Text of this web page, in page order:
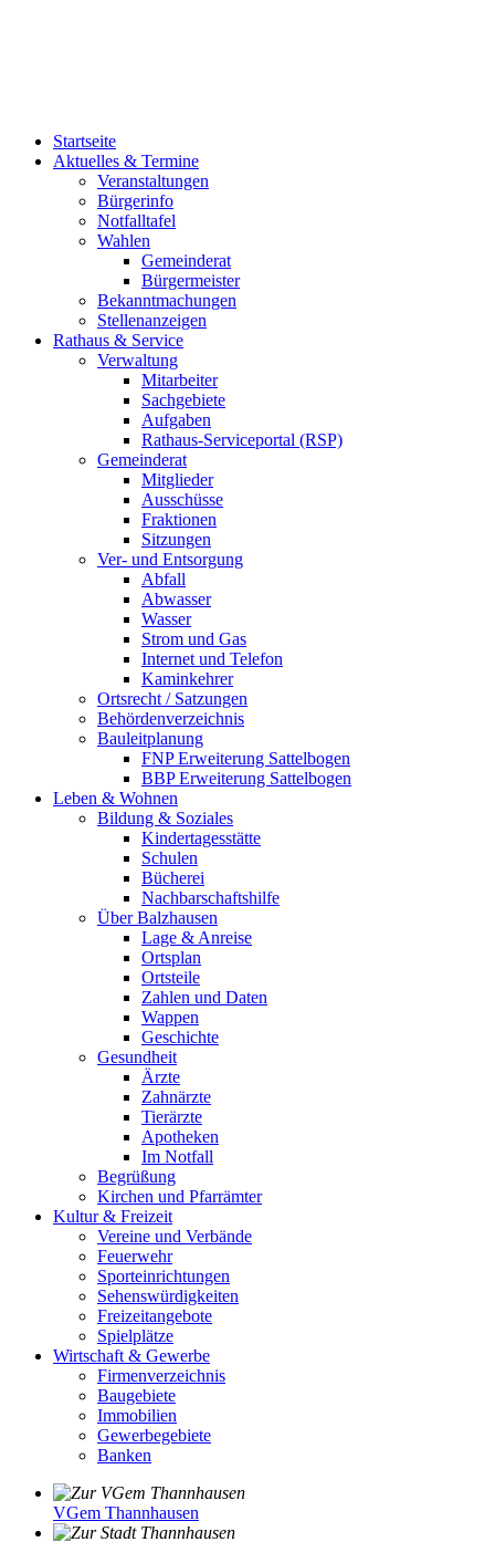
Startseite
Aktuelles & Termine
Veranstaltungen
Bürgerinfo
Notfalltafel
Wahlen
Gemeinderat
Bürgermeister
Bekanntmachungen
Stellenanzeigen
Rathaus & Service
Verwaltung
Mitarbeiter
Sachgebiete
Aufgaben
Rathaus-Serviceportal (RSP)
Gemeinderat
Mitglieder
Ausschüsse
Fraktionen
Sitzungen
Ver- und Entsorgung
Abfall
Abwasser
Wasser
Strom und Gas
Internet und Telefon
Kaminkehrer
Ortsrecht / Satzungen
Behördenverzeichnis
Bauleitplanung
FNP Erweiterung Sattelbogen
BBP Erweiterung Sattelbogen
Leben & Wohnen
Bildung & Soziales
Kindertagesstätte
Schulen
Bücherei
Nachbarschaftshilfe
Über Balzhausen
Lage & Anreise
Ortsplan
Ortsteile
Zahlen und Daten
Wappen
Geschichte
Gesundheit
Ärzte
Zahnärzte
Tierärzte
Apotheken
Im Notfall
Begrüßung
Kirchen und Pfarrämter
Kultur & Freizeit
Vereine und Verbände
Feuerwehr
Sporteinrichtungen
Sehenswürdigkeiten
Freizeitangebote
Spielplätze
Wirtschaft & Gewerbe
Firmenverzeichnis
Baugebiete
Immobilien
Gewerbegebiete
Banken
VGem Thannhausen